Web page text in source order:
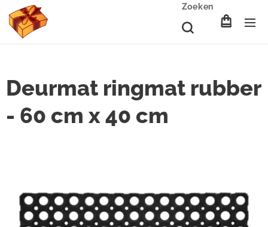
Zoeken
Deurmat ringmat rubber
- 60 cm x 40 cm